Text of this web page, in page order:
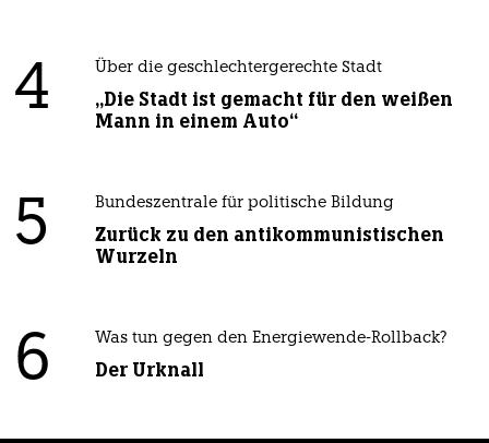
4 Über die geschlechtergerechte Stadt
„Die Stadt ist gemacht für den weißen
Mann in einem Auto“
5 Bundeszentrale für politische Bildung
Zurück zu den antikommunistischen
Wurzeln
6 Was tun gegen den Energiewende-Rollback?
Der Urknall